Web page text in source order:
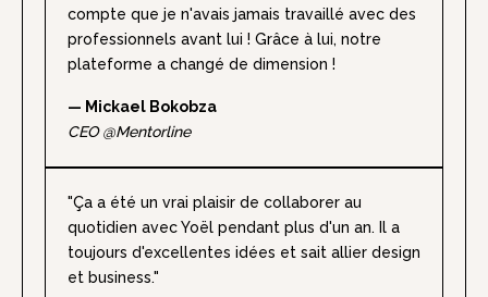
compte que je n'avais jamais travaillé avec des
professionnels avant lui ! Grâce à lui, notre
plateforme a changé de dimension !
— Mickael Bokobza
CEO @Mentorline
"Ça a été un vrai plaisir de collaborer au
quotidien avec Yoël pendant plus d'un an. Il a
toujours d'excellentes idées et sait allier design
et business."